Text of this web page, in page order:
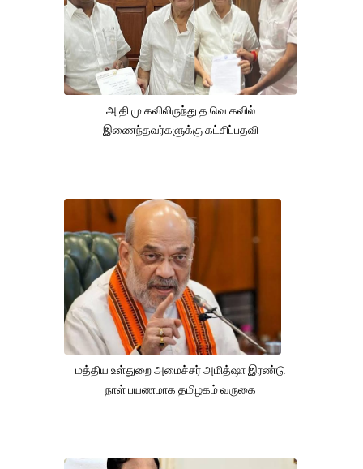
அ.தி.மு.கவிலிருந்து த.வெ.கவில்
இணைந்தவர்களுக்கு கட்சிப்பதவி
மத்திய உள்துறை அமைச்சர் அமித்ஷா இரண்டு
நாள் பயணமாக தமிழகம் வருகை